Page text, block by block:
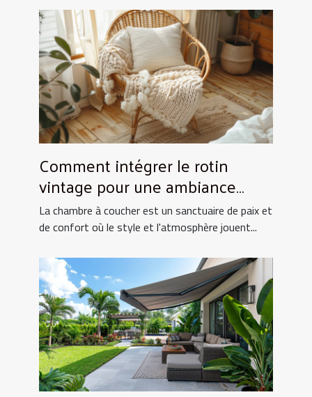
Comment intégrer le rotin
vintage pour une ambiance
chaleureuse en chambre
La chambre à coucher est un sanctuaire de paix et
de confort où le style et l'atmosphère jouent...